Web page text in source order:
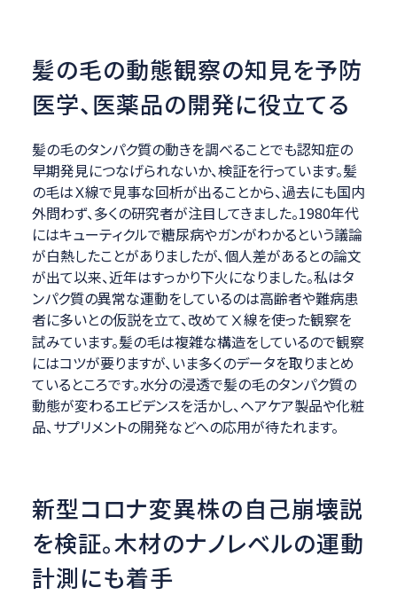
髪の毛の動態観察の知見を予防
医学、医薬品の開発に役立てる
髪の毛のタンパク質の動きを調べることでも認知症の
早期発見につなげられないか、検証を行っています。髪
の毛はＸ線で見事な回析が出ることから、過去にも国内
外問わず、多くの研究者が注目してきました。1980年代
にはキューティクルで糖尿病やガンがわかるという議論
が白熱したことがありましたが、個人差があるとの論文
が出て以来、近年はすっかり下火になりました。私はタ
ンパク質の異常な運動をしているのは高齢者や難病患
者に多いとの仮説を立て、改めてⅩ線を使った観察を
試みています。髪の毛は複雑な構造をしているので観察
にはコツが要りますが、いま多くのデータを取りまとめ
ているところです。水分の浸透で髪の毛のタンパク質の
動態が変わるエビデンスを活かし、ヘアケア製品や化粧
品、サプリメントの開発などへの応用が待たれます。
新型コロナ変異株の自己崩壊説
を検証。木材のナノレベルの運動
計測にも着手